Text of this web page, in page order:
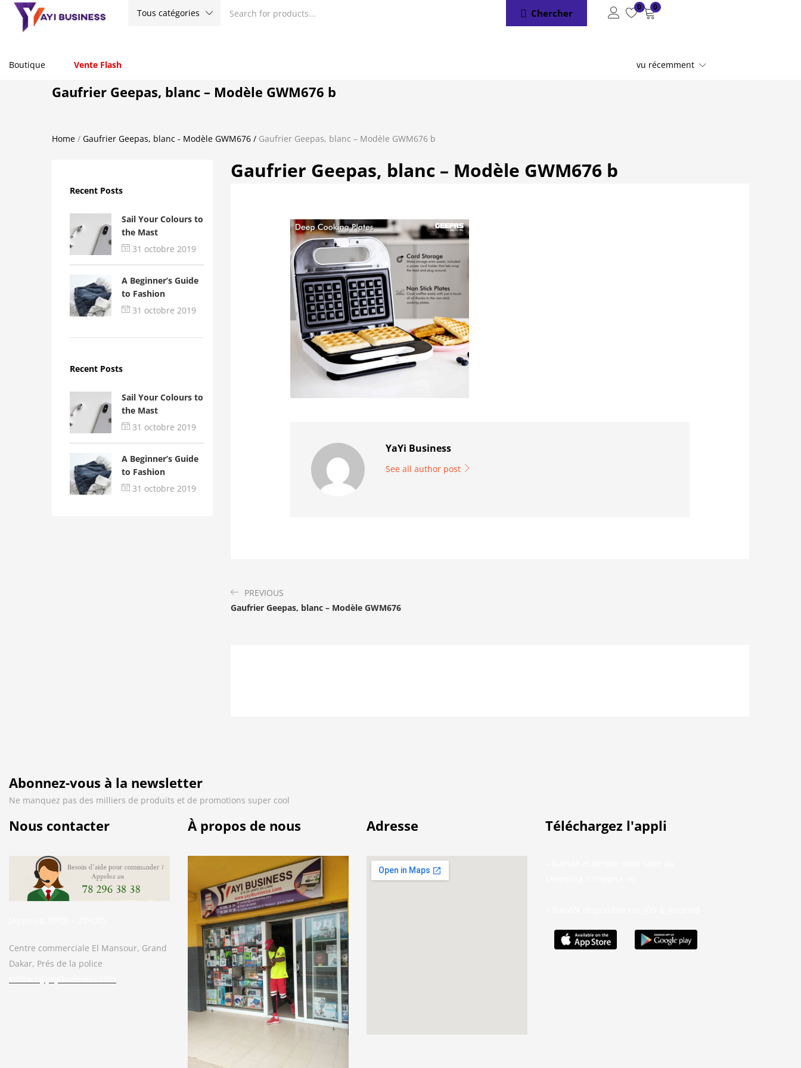
Tous catégories Chercher
0 0
Boutique Vente Flash vu récemment
Gaufrier Geepas, blanc – Modèle GWM676 b
Home / Gaufrier Geepas, blanc - Modèle GWM676 / Gaufrier Geepas, blanc – Modèle GWM676 b
Recent Posts
Sail Your Colours to
the Mast
31 octobre 2019
A Beginner’s Guide
to Fashion
31 octobre 2019
Recent Posts
Sail Your Colours to
the Mast
31 octobre 2019
A Beginner’s Guide
to Fashion
31 octobre 2019
Gaufrier Geepas, blanc – Modèle GWM676 b
YaYi Business
See all author post
PREVIOUS
Gaufrier Geepas, blanc – Modèle GWM676
Abonnez-vous à la newsletter
Ne manquez pas des milliers de produits et de promotions super cool
Nous contacter
Centre commerciale El Mansour, Grand
Dakar, Prés de la police
À propos de nous Adresse Téléchargez l'appli